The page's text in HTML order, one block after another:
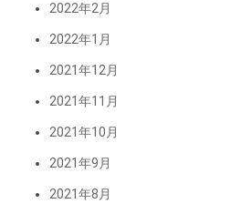
2022年2月
2022年1月
2021年12月
2021年11月
2021年10月
2021年9月
2021年8月